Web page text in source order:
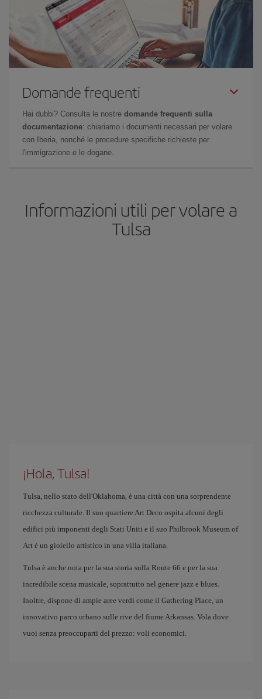
Domande frequenti
Hai dubbi? Consulta le nostre domande frequenti sulla
documentazione: chiariamo i documenti necessari per volare
con Iberia, nonché le procedure specifiche richieste per
l'immigrazione e le dogane.
Informazioni utili per volare a
Tulsa
¡Hola, Tulsa!
Tulsa, nello stato dell'Oklahoma, è una città con una sorprendente
ricchezza culturale. Il suo quartiere Art Deco ospita alcuni degli
edifici più imponenti degli Stati Uniti e il suo Philbrook Museum of
Art è un gioiello artistico in una villa italiana.
Tulsa è anche nota per la sua storia sulla Route 66 e per la sua
incredibile scena musicale, soprattutto nel genere jazz e blues.
Inoltre, dispone di ampie aree verdi come il Gathering Place, un
innovativo parco urbano sulle rive del fiume Arkansas. Vola dove
vuoi senza preoccuparti del prezzo: voli economici.